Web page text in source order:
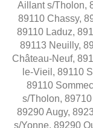
Aillant s/Tholon,
89110 Chassy,
89110 Laduz,
89113 Neuilly,
Château-Neuf,
le-Vieil, 89110
89110
s/Tholon,
89290 Augy,
s/Yonne, 89290